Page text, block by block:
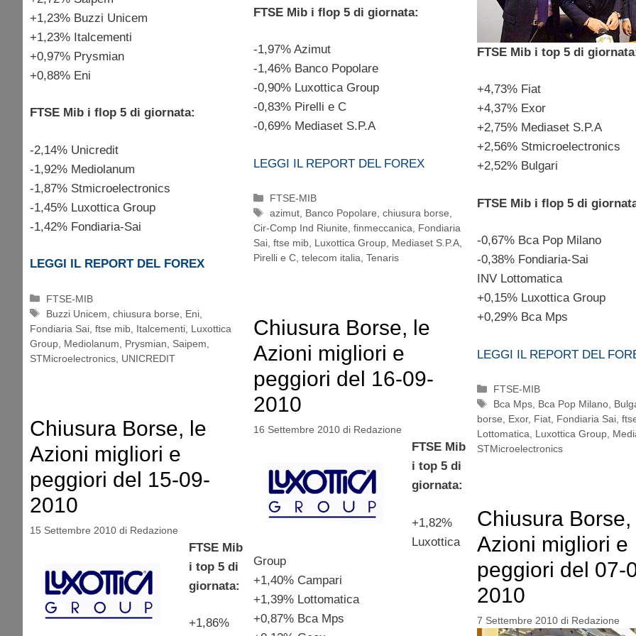
FTSE Mib i flop 5 di giornata:
-1,97% Azimut
-1,46% Banco Popolare
-0,90% Luxottica Group
-0,83% Pirelli e C
-0,69% Mediaset S.P.A
LEGGI IL REPORT DEL FOREX
Categorie
FTSE-MIB
Tag
azimut Banco Popolare ,chiusura borse
Cir-Comp Ind Riunite finmeccanica
Fondiaria
Sai, ftse mib, Luxottica Group, Mediaset S.P.A,
Pirelli e C, telecom italia Tenaris
+1,23% Buzzi Unicem
+1,23% Italcementi
+0,97% Prysmian
+0,88% Eni
FTSE Mib i flop 5 di giornata:
-2,14% Unicredit
-1,92% Mediolanum
-1,87% Stmicroelectronics
-1,45% Luxottica Group
-1,42% Fondiaria-Sai
LEGGI IL REPORT DEL FOREX
Categorie
FTSE-MIB
Tag
Buzzi Unicem ,chiusura borse Eni
Fondiaria Sai ftse mib Italcementi Luxottica
Group Mediolanum Prysmian Saipem
STMicroelectronics UNICREDIT
FTSE Mib i top 5 di
+4,73% Fiat
+4,37% Exor
+2,75% Mediaset S.P.A
+2,56% Stmicroelectronics
+2,52% Bulgari
FTSE Mib i flop 5 di
-0,67% Bca Pop Milano
-0,38% Fondiaria-Sai
INV Lottomatica
+0,15% Luxottica Group
+0,29% Bca Mps
LEGGI IL REPORT DEL
Categorie
FTSE-MIB
Tag
Bca Mps Bca Pop Milano
borse
Exor, Fiat, Fondiaria Sai,
Lottomatica
Luxottica Group,
STMicroelectronics
Chiusura Borse, le
Azioni migliori e
peggiori del 16-09-
2010
16 Settembre 2010 di Redazione
FTSE Mib
i top 5 di
giornata:
+1,82%
Luxottica
Group
+1,40% Campari
+1,39% Lottomatica
+0,87% Bca Mps
Chiusura Borse, le
Azioni migliori e
peggiori del 15-09-
2010
15 Settembre 2010 di Redazione
FTSE Mib
i top 5 di
giornata:
+1,86%
Chiusura Borse,
Azioni migliori e
peggiori del 07-
2010
7 Settembre 2010 di Redazione